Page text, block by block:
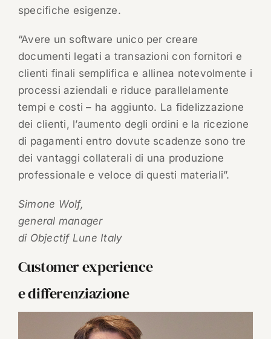
specifiche esigenze.
“Avere un software unico per creare
documenti legati a transazioni con fornitori e
clienti finali semplifica e allinea notevolmente i
processi aziendali e riduce parallelamente
tempi e costi – ha aggiunto. La fidelizzazione
dei clienti, l’aumento degli ordini e la ricezione
di pagamenti entro dovute scadenze sono tre
dei vantaggi collaterali di una produzione
professionale e veloce di questi materiali”.
Simone Wolf,
general manager
di Objectif Lune Italy
Customer experience
e differenziazione